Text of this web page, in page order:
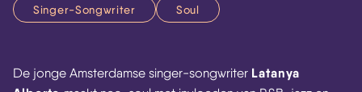
Singer-Songwriter
Soul
De jonge Amsterdamse singer-songwriter Latanya